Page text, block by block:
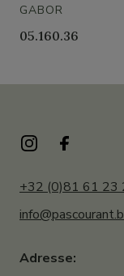
GABOR
05.160.36
+32 (0)81 61 23
Adresse: